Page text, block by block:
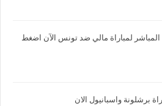
لمباراة مالي ضد تونس الآن اضغط
برشلونة واسبانيول الان